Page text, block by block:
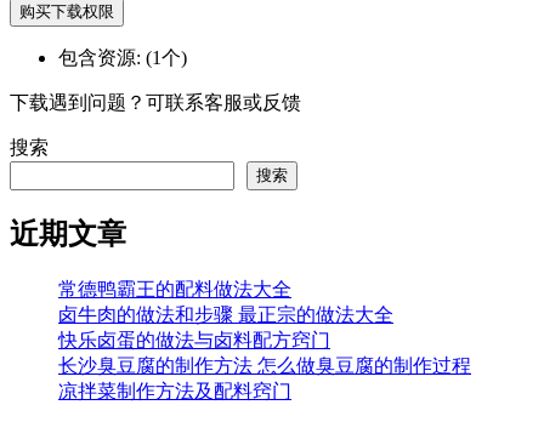
购买下载权限
包含资源: (1个)
下载遇到问题？可联系客服或反馈
搜索
搜索
近期文章
常德鸭霸王的配料做法大全
卤牛肉的做法和步骤 最正宗的做法大全
快乐卤蛋的做法与卤料配方窍门
长沙臭豆腐的制作方法 怎么做臭豆腐的制作过程
凉拌菜制作方法及配料窍门